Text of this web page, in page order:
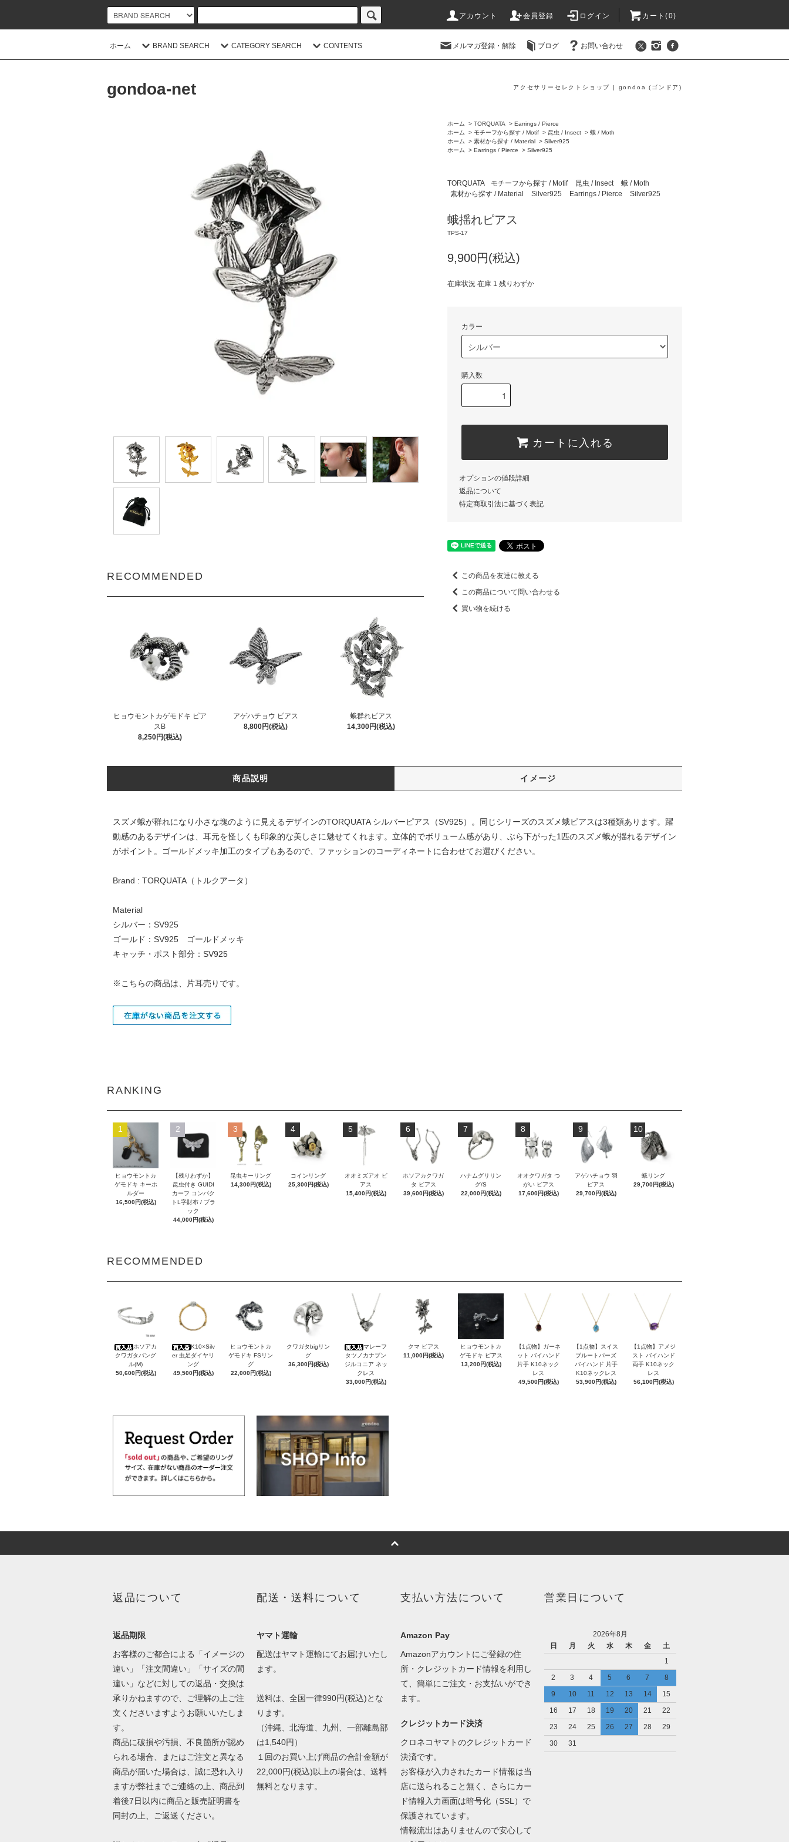
アカウント 会員登録 ログイン カート(0)
ホーム BRAND SEARCH CATEGORY SEARCH CONTENTS メルマガ登録・解除 ブログ お問い合わせ
gondoa-net アクセサリーセレクトショップ | gondoa (ゴンドア)
RECOMMENDED
ヒョウモントカゲモドキ ピア
スB
8,250円(税込)
アゲハチョウ ピアス
8,800円(税込)
蛾群れピアス
14,300円(税込)
ホーム > TORQUATA > Earrings / Pierce
ホーム
> モチーフから探す / Motif > 昆虫 / Insect > 蛾 / Moth
ホーム
> 素材から探す / Material > Silver925
ホーム
> Earrings / Pierce > Silver925
TORQUATA モチーフから探す / Motif 昆虫 / Insect
蛾 / Moth
素材から探す / Material
Silver925 Earrings / Pierce Silver925
蛾揺れピアス
TPS-17
9,900円(税込)
在庫状況 在庫 1 残りわずか
カラー
購入数
カートに入れる
オプションの値段詳細
返品について
特定商取引法に基づく表記
この商品を友達に教える
この商品について問い合わせる
買い物を続ける
商品説明 イメージ
スズメ蛾が群れになり小さな塊のように見えるデザインのTORQUATA シルバーピアス（SV925）。同じシリーズのスズメ蛾ピアスは3種類あります。躍
動感のあるデザインは、耳元を怪しくも印象的な美しさに魅せてくれます。立体的でボリューム感があり、ぶら下がった1匹のスズメ蛾が揺れるデザイン
がポイント。ゴールドメッキ加工のタイプもあるので、ファッションのコーディネートに合わせてお選びください。
Brand : TORQUATA（トルクアータ）
Material
シルバー：SV925
ゴールド：SV925 ゴールドメッキ
キャッチ・ポスト部分：SV925
※こちらの商品は、片耳売りです。
RANKING
1
ヒョウモントカ
ゲモドキ キーホ
ルダー
16,500円(税込)
2
【残りわずか】
昆虫付き GUIDI
カーフ コンパク
トL字財布 / ブラ
ック
44,000円(税込)
3
昆虫キーリング
14,300円(税込)
4
コインリング
25,300円(税込)
5
オオミズアオ ピ
アス
15,400円(税込)
6
ホソアカクワガ
タ ピアス
39,600円(税込)
7
ハナムグリリン
グ/S
22,000円(税込)
8
オオクワガタ つ
がい ピアス
17,600円(税込)
9
アゲハチョウ 羽
ピアス
29,700円(税込)
10
蛾リング
29,700円(税込)
RECOMMENDED
ホソアカ
クワガタバング
ル(M)
50,600円(税込)
K10×Silv
er 虫足ダイヤリ
ング
49,500円(税込)
ヒョウモントカ
ゲモドキ FSリン
グ
22,000円(税込)
クワガタbigリン
グ
36,300円(税込)
マレーフ
タツノカナブン
ジルコニア ネッ
クレス
33,000円(税込)
クマ ピアス
11,000円(税込)
ヒョウモントカ
ゲモドキ ピアス
13,200円(税込)
【1点物】ガーネ
ット バイハンド
片手 K10ネック
レス
49,500円(税込)
【1点物】スイス
ブルートパーズ
バイハンド 片手
K10ネックレス
53,900円(税込)
【1点物】アメジ
スト バイハンド
両手 K10ネック
レス
56,100円(税込)
返品について
返品期限
お客様のご都合による「イメージの
違い」「注文間違い」「サイズの間
違い」などに対しての返品・交換は
承りかねますので、ご理解の上ご注
文くださいますようお願いいたしま
す。
商品に破損や汚損、不良箇所が認め
られる場合、またはご注文と異なる
商品が届いた場合は、誠に恐れ入り
ますが弊社までご連絡の上、商品到
着後7日以内に商品と販売証明書を
同封の上、ご返送ください。
配送・送料について
ヤマト運輸
配送はヤマト運輸にてお届けいたし
ます。
送料は、全国一律990円(税込)とな
ります。
（沖縄、北海道、九州、一部離島部
は1,540円）
１回のお買い上げ商品の合計金額が
22,000円(税込)以上の場合は、送料
無料となります。
支払い方法について
Amazon Pay
Amazonアカウントにご登録の住
所・クレジットカード情報を利用し
て、簡単にご注文・お支払いができ
ます。
クレジットカード決済
クロネコヤマトのクレジットカード
決済です。
お客様が入力されたカード情報は当
店に送られること無く、さらにカー
ド情報入力画面は暗号化（SSL）で
保護されています。
情報流出はありませんので安心して
営業日について
2026年8月
日
月 火 水 木 金
土
1
2
3 4 5 6 7
8
9
10 11 12 13 14
15
16
17 18 19 20 21
22
23
24 25 26 27 28
29
30
31